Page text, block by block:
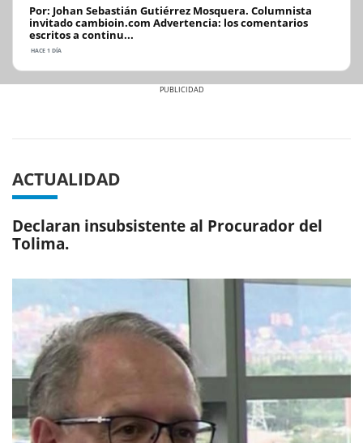
Por: Johan Sebastián Gutiérrez Mosquera. Columnista
invitado cambioin.com Advertencia: los comentarios
escritos a continu...
HACE 1 DÍA
ACTUALIDAD
Declaran insubsistente al Procurador del
Tolima.